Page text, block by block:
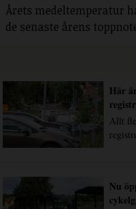
Årets medeltemperatur
de senaste årens
Här
Allt
Nu